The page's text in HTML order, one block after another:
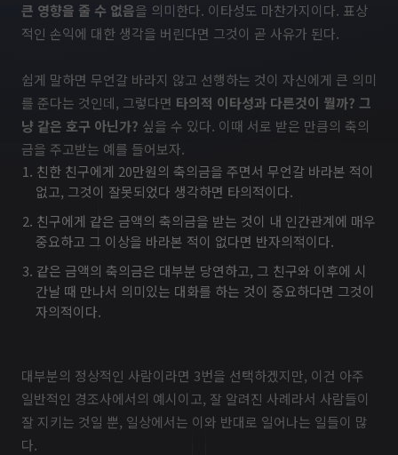
큰 영향을 줄 수 없음을 의미한다. 이타성도 마찬가지이다. 표상
적인 손익에 대한 생각을 버린다면 그것이 곧 사유가 된다.
쉽게 말하면 무언갈 바라지 않고 선행하는 것이 자신에게 큰 의미
를 준다는 것인데, 그렇다면 타의적 이타성과 다른것이 뭘까? 그
냥 같은 호구 아닌가? 싶을 수 있다. 이때 서로 받은 만큼의 축의
금을 주고받는 예를 들어보자.
친한 친구에게 20만원의 축의금을 주면서 무언갈 바라본 적이
없고, 그것이 잘못되었다 생각하면 타의적이다.
친구에게 같은 금액의 축의금을 받는 것이 내 인간관계에 매우
중요하고 그 이상을 바라본 적이 없다면 반자의적이다.
같은 금액의 축의금은 대부분 당연하고, 그 친구와 이후에 시
간날 때 만나서 의미있는 대화를 하는 것이 중요하다면 그것이
자의적이다.
대부분의 정상적인 사람이라면 3번을 선택하겠지만, 이건 아주
일반적인 경조사에서의 예시이고, 잘 알려진 사례라서 사람들이
잘 지키는 것일 뿐, 일상에서는 이와 반대로 일어나는 일들이 많
다.